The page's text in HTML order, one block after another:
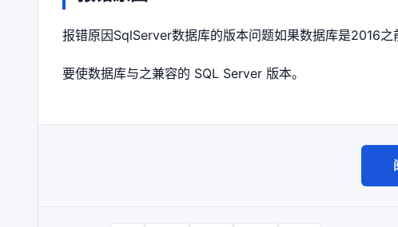
报错原因SqlServer数据库的版本问题如果数据库是2016
要使数据库与之兼容的 SQL Server 版本。